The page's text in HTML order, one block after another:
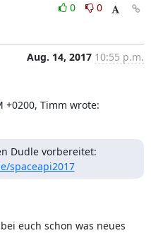
0
0
Aug. 14, 2017 10:55 p.m.
+0200, Timm wrote:
spaceapi2017
euch schon was neues